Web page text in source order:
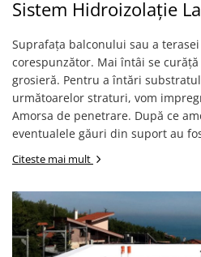
Plasă Tencuieli și Șape
Alte Plase
Doze și Platforme
Adezivi Termoizolații
Benzi Adezive
Barieră de Vapori
Etanșare Străpungeri
Folie Difuzie Anticondens
Vată Minerală
Sistem Hidroizolație
Suprafața balconului sau a
corespunzător. Mai întâi se
grosieră. Pentru a întări
următoarelor straturi, vom
Amorsa de penetrare. După ce
eventualele găuri din suport au
Citeste mai mult